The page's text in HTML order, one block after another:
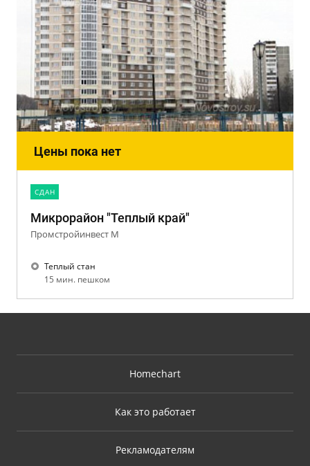
Цены пока нет
CДАН
Микрорайон "Теплый край"
Промстройинвест М
Теплый стан
15 мин. пешком
Homechart
Как это работает
Рекламодателям